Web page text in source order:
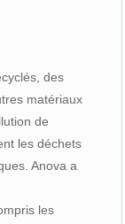
des
matériaux
de
les déchets
Anova a
les